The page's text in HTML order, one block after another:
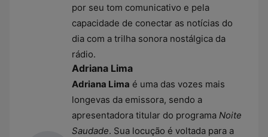
por seu tom comunicativo e pela
capacidade de conectar as notícias do
dia com a trilha sonora nostálgica da
rádio.
Adriana Lima
Adriana Lima é uma das vozes mais
longevas da emissora, sendo a
apresentadora titular do programa Noite
Saudade. Sua locução é voltada para a